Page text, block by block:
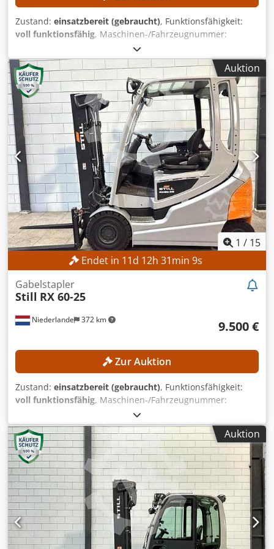
Zustand: einsatzbereit (gebraucht), Funktionsfähigkeit:
voll funktionsfähig, Maschinen-/Fahrzeugnummer:
, Betriebsstunden:
Tragkraft:2.500 kg, Hubhöhe:4.800 mm, Kraftstofftyp:
Diesel, Masttyp:Duplex, Gabellänge:
,
TECHNISCHE DETAILS Hubhöhe: 4.800 mm Hubkraft: 2.500
kg Gabelzinkenlänge: 1.190 mm Gabelbreite max.: 1.060
mm Gabelbreite min.: 250 mm MASCHINEN-DETAILS
Masttyp: Duplex Kraftstofftyp: Diesel Betriebsstunden:
7.430 h Abmessungen und Gewicht Abmessungen (L x B x
H): 2.700 x 1.180 x 3.150 mm Leergewicht: 3.853 kg
AUSSTATTUNG Seitenverschiebung Arbeitsscheinwerfer
Halbkabine Dcedpfszrmrhsx Ai Nek Dokumentation CE-
Kennzeichnung
Auktion
1 / 15
Endet in 11d 12h 31min 7s
Niederlande 372 km
Gabelstapler
Still RX 60-25
9.500 €
Zur Auktion
Zustand: einsatzbereit (gebraucht), Funktionsfähigkeit:
voll funktionsfähig, Maschinen-/Fahrzeugnummer:
2020, Betriebsstunden:
Tragkraft:2.500 kg, Hubhöhe:2.950 mm, Freihub:1.500
mm, Masttyp:Duplex, Gabellänge:1.200 mm,
TECHNISCHE DETAILS Tragfähigkeit: 2.500 kg Hubhöhe:
2.950 mm Freihub: 1.500 mm Durchfahrtshöhe: 2.210 mm
Dcjdjzrmm Ejpfx Ai Nsk Gabelzinkenlänge: 1.200 mm
Maximale Gabelbreite: 1.050 mm Minimale Gabelbreite:
240 mm MASCHINEN-DETAILS Masttyp: Duplex Antriebsart:
elektrisch Anzahl Räder: 4 Abmessungen & Gewicht
Abmessungen (L x B x H): 2.320 x 1.190 x 2.220 mm
Leergewicht: 4.635 kg Batterietyp: 80 V 4 PzS 620 Baujahr
Auktion